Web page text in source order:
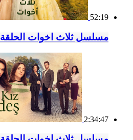
52:19
مسلسل ثلاث اخوات الحلقة 30 الثلاثون مدبلج
2:34:47